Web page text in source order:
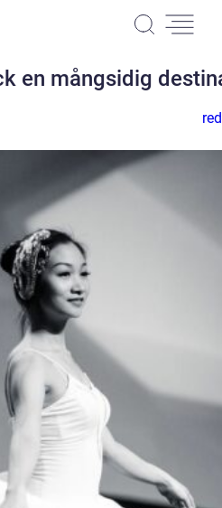
en mångsidig